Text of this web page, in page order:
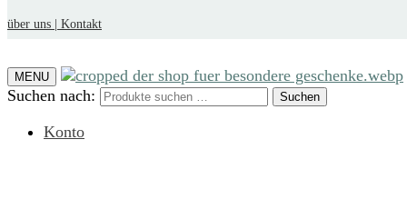
über uns | Kontakt
MENU
Suchen nach: Suchen
Konto